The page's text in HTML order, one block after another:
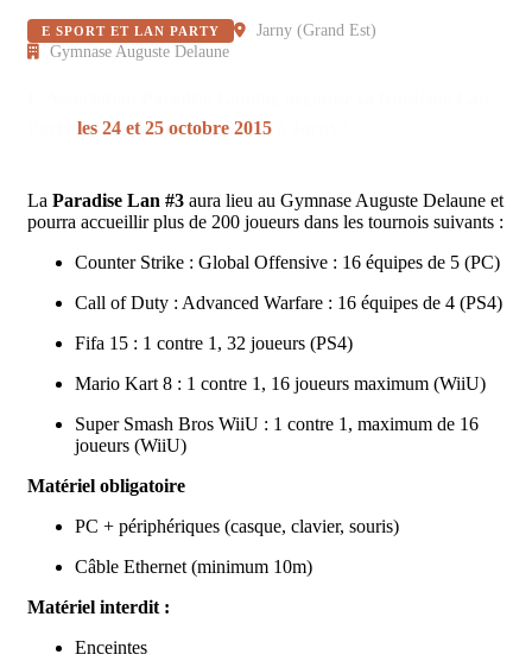
E SPORT ET LAN PARTY Jarny (Grand Est)
Gymnase Auguste Delaune
les 24 et 25 octobre 2015
La Paradise Lan #3 aura lieu au Gymnase Auguste Delaune et
pourra accueillir plus de 200 joueurs dans les tournois suivants :
Counter Strike : Global Offensive : 16 équipes de 5 (PC)
Call of Duty : Advanced Warfare : 16 équipes de 4 (PS4)
Fifa 15 : 1 contre 1, 32 joueurs (PS4)
Mario Kart 8 : 1 contre 1, 16 joueurs maximum (WiiU)
Super Smash Bros WiiU : 1 contre 1, maximum de 16
joueurs (WiiU)
Matériel obligatoire
PC + périphériques (casque, clavier, souris)
Câble Ethernet (minimum 10m)
Matériel interdit :
Enceintes